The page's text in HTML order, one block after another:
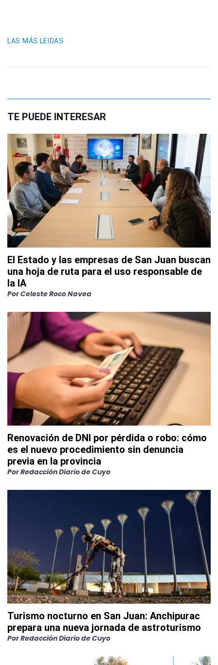
LAS MÁS LEIDAS
TE PUEDE INTERESAR
El Estado y las empresas de San Juan buscan
una hoja de ruta para el uso responsable de
la IA
PorCeleste Roco Navea
Renovación de DNI por pérdida o robo: cómo
es el nuevo procedimiento sin denuncia
previa en la provincia
PorRedacción Diario de Cuyo
Turismo nocturno en San Juan: Anchipurac
prepara una nueva jornada de astroturismo
PorRedacción Diario de Cuyo